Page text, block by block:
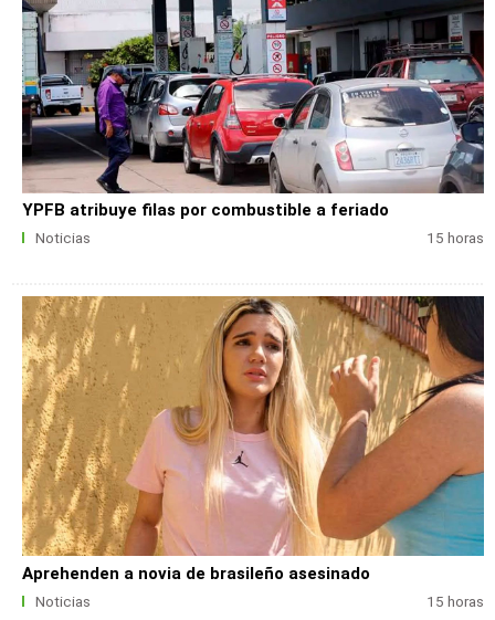
YPFB atribuye filas por combustible a feriado
Noticias 15 horas
Aprehenden a novia de brasileño asesinado
Noticias 15 horas